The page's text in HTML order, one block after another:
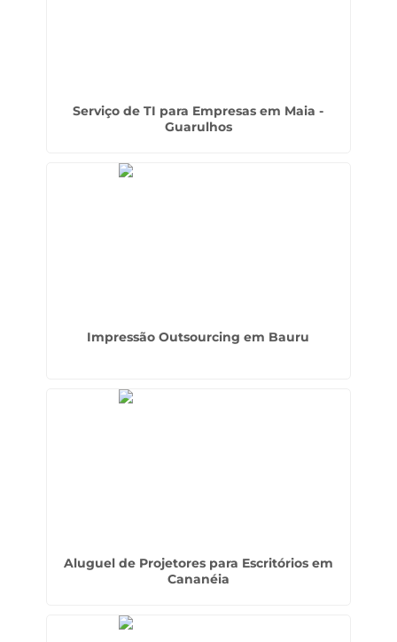
Serviço de TI para Empresas em Maia -
Guarulhos
Impressão Outsourcing em Bauru
Aluguel de Projetores para Escritórios em
Cananéia